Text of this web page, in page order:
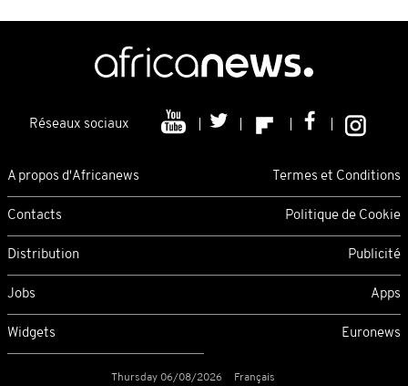
Réseaux sociaux
A propos d'Africanews Termes et Conditions
Contacts Politique de Cookie
Distribution Publicité
Jobs Apps
Widgets Euronews
Thursday 06/08/2026